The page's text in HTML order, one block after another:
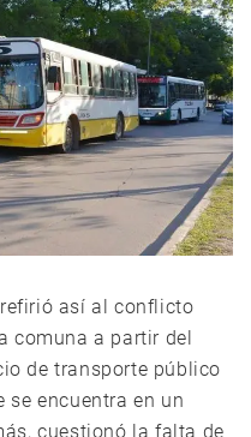
así al conflicto
comuna a partir del
de transporte público
se encuentra en un
cuestionó la falta de